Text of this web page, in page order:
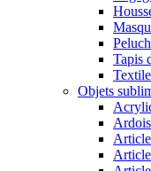
Tapis
Objets